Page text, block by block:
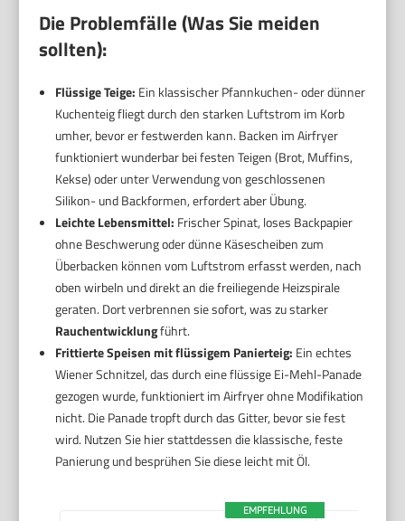
Die Problemfälle (Was Sie meiden
sollten):
Flüssige Teige: Ein klassischer Pfannkuchen- oder dünner
Kuchenteig fliegt durch den starken Luftstrom im Korb
umher, bevor er festwerden kann. Backen im Airfryer
funktioniert wunderbar bei festen Teigen (Brot, Muffins,
Kekse) oder unter Verwendung von geschlossenen
Silikon- und Backformen, erfordert aber Übung.
Leichte Lebensmittel: Frischer Spinat, loses Backpapier
ohne Beschwerung oder dünne Käsescheiben zum
Überbacken können vom Luftstrom erfasst werden, nach
oben wirbeln und direkt an die freiliegende Heizspirale
geraten. Dort verbrennen sie sofort, was zu starker
Rauchentwicklungführt.
Frittierte Speisen mit flüssigem Panierteig: Ein echtes
Wiener Schnitzel, das durch eine flüssige Ei-Mehl-Panade
gezogen wurde, funktioniert im Airfryer ohne Modifikation
nicht. Die Panade tropft durch das Gitter, bevor sie fest
wird. Nutzen Sie hier stattdessen die klassische, feste
Panierung und besprühen Sie diese leicht mit Öl.
EMPFEHLUNG